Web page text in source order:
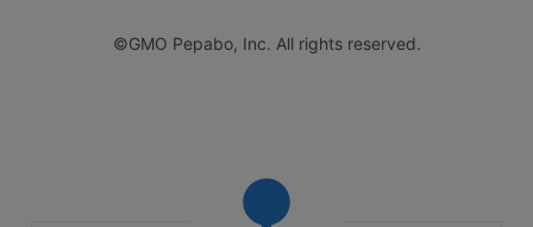
©GMO Pepabo, Inc. All rights reserved.